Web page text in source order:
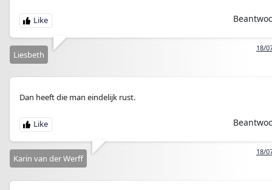
18/
Liesbeth
Dan heeft die man eindelijk rust.
18/
Karin van der Werff